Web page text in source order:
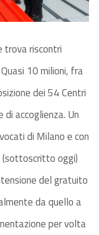
trova riscontri
10 milioni, fra
dei 54 Centri
accoglienza. Un
di Milano e con
(sottoscritto oggi)
del gratuito
da quello a
per volta